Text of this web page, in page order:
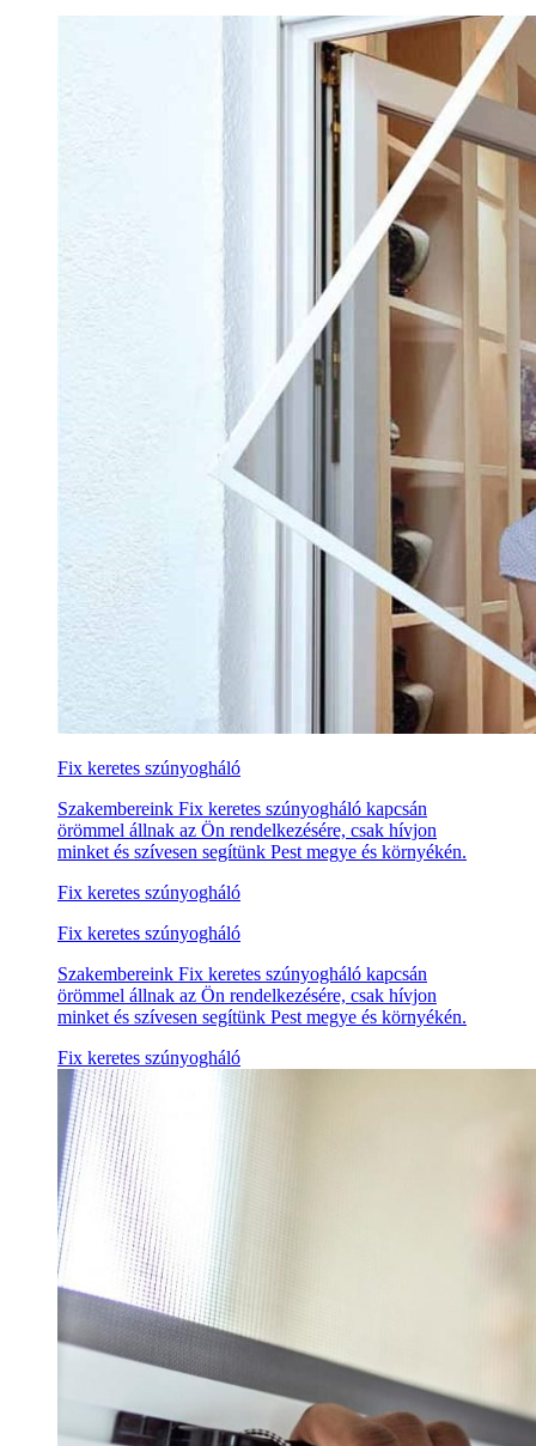
Fix keretes szúnyogháló
Szakembereink Fix keretes szúnyogháló kapcsán
örömmel állnak az Ön rendelkezésére, csak hívjon
minket és szívesen segítünk Pest megye és környékén.
Fix keretes szúnyogháló
Fix keretes szúnyogháló
Szakembereink Fix keretes szúnyogháló kapcsán
örömmel állnak az Ön rendelkezésére, csak hívjon
minket és szívesen segítünk Pest megye és környékén.
Fix keretes szúnyogháló